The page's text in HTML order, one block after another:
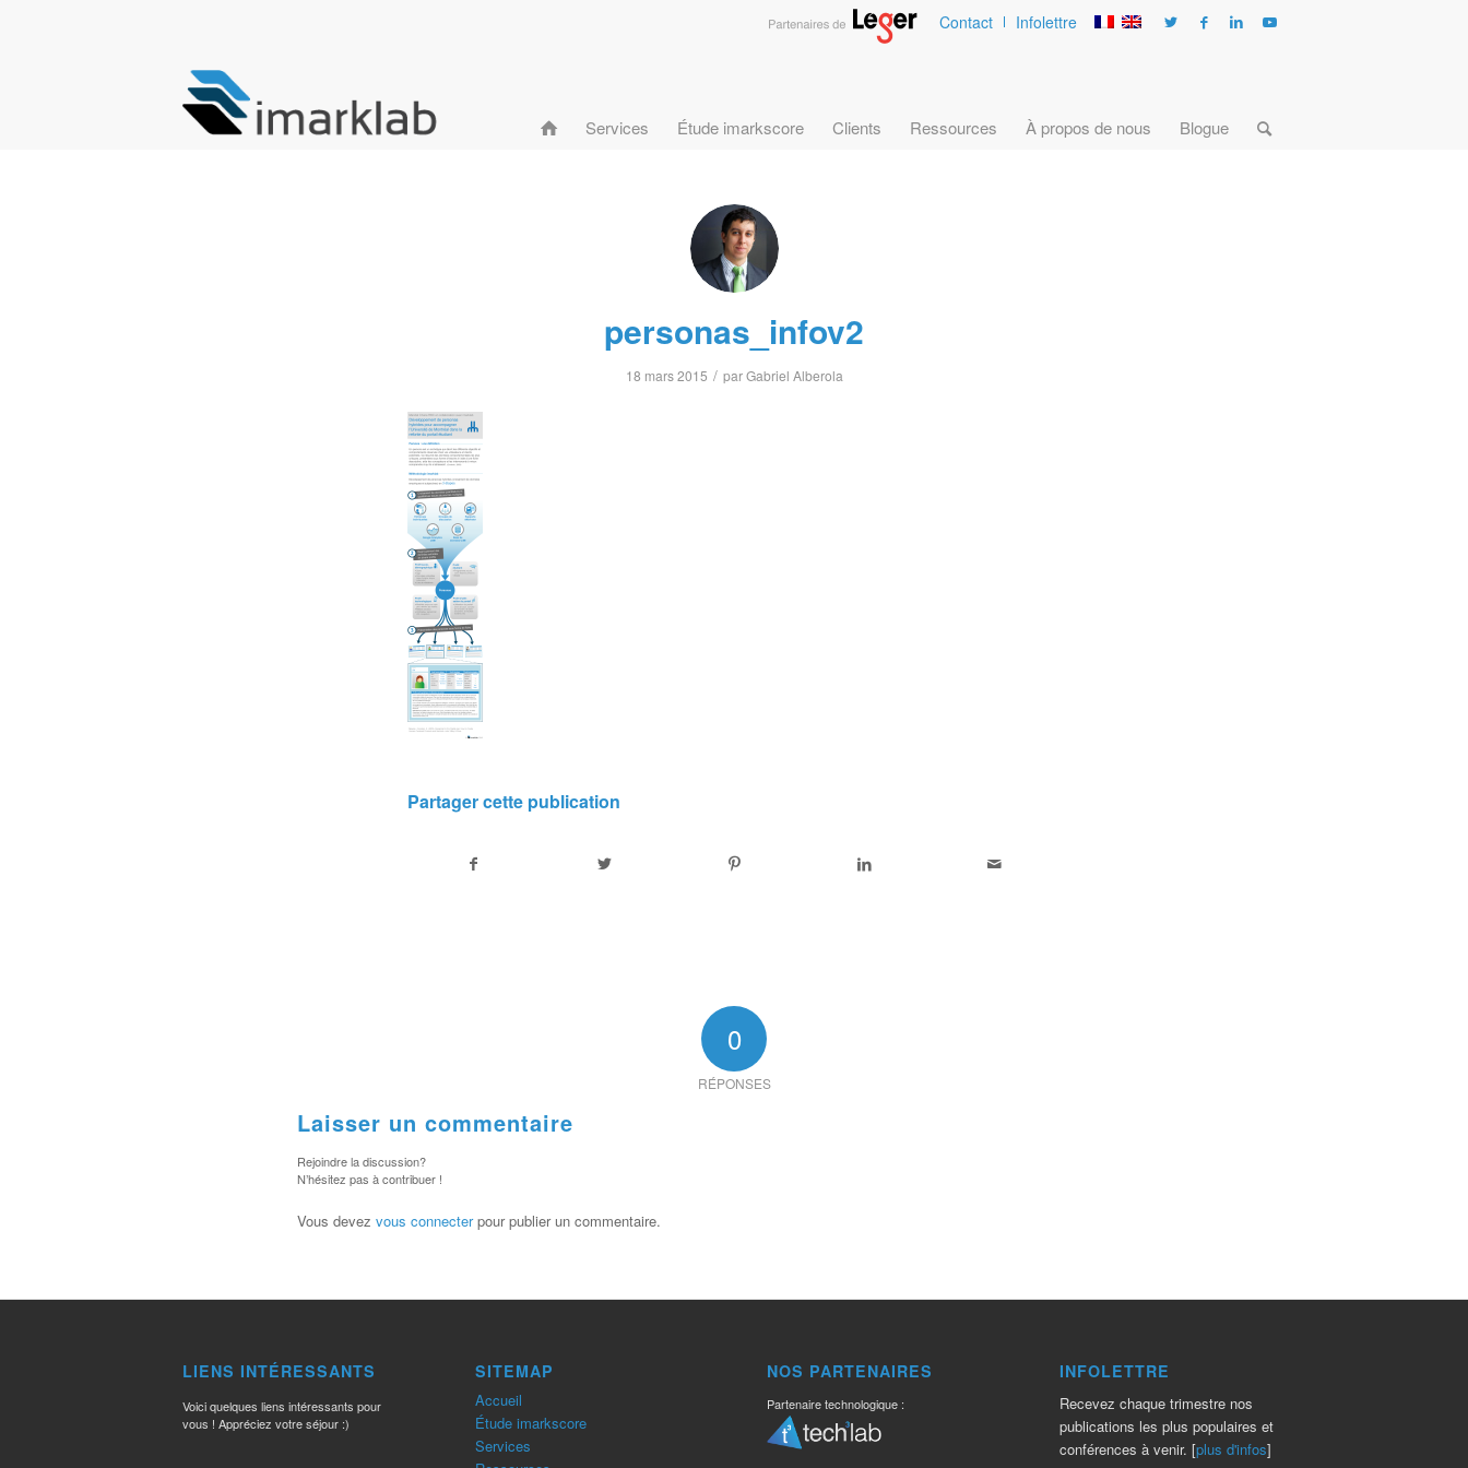
Contact Infolettre
Services Étude imarkscore Clients Ressources À propos de nous Blogue
personas_infov2
18 mars 2015 / parGabriel Alberola
Partager cette publication
0
RÉPONSES
Laisser un commentaire
Rejoindre la discussion?
N’hésitez pas à contribuer !
Vous devez vous connecterpour publier un commentaire.
LIENS INTÉRESSANTS
Voici quelques liens intéressants pour
vous ! Appréciez votre séjour :)
SITEMAP
Accueil
Étude imarkscore
Services
NOS PARTENAIRES
Partenaire technologique :
INFOLETTRE
Recevez chaque trimestre nos
publications les plus populaires et
conférences à venir. [plus d'infos]